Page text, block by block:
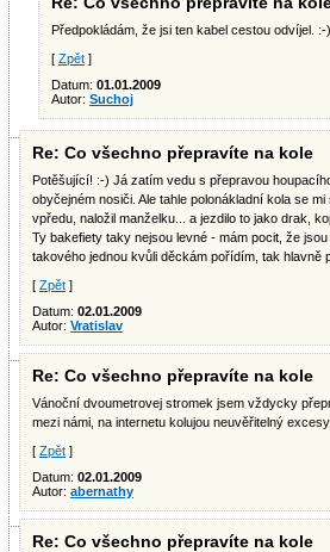
Předpokládám, že jsi ten kabel cestou odvíjel. :-
[ Zpět ]
Datum: 01.01.2009
Autor: Suchoj
Re: Co všechno přepravíte na kole
Potěšující! :-) Já zatím vedu s přepravou
obyčejném nosiči. Ale tahle polonákladní kola se
vpředu, naložil manželku... a jezdilo to jako drak,
Ty bakefiety taky nejsou levné - mám pocit, že
takového jednou kvůli děckám pořídím, tak hlavně
[ Zpět ]
Datum: 02.01.2009
Autor: Vratislav
Re: Co všechno přepravíte na kole
Vánoční dvoumetrovej stromek jsem vždycky
mezi námi, na internetu kolujou neuvěřitelný
[ Zpět ]
Datum: 02.01.2009
Autor: abernathy
Re: Co všechno přepravíte na kole